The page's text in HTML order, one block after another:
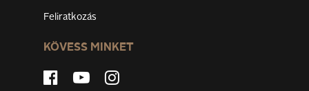
Feliratkozás
KÖVESS MINKET